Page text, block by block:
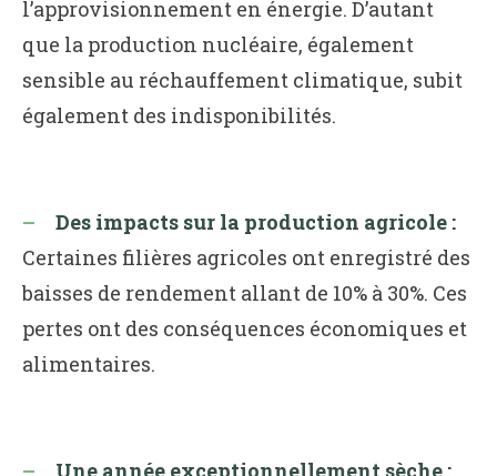
l’approvisionnement en énergie. D’autant
que la production nucléaire, également
sensible au réchauffement climatique, subit
également des indisponibilités.
Des impacts sur la production agricole :
Certaines filières agricoles ont enregistré des
baisses de rendement allant de 10% à 30%. Ces
pertes ont des conséquences économiques et
alimentaires.
Une année exceptionnellement sèche :